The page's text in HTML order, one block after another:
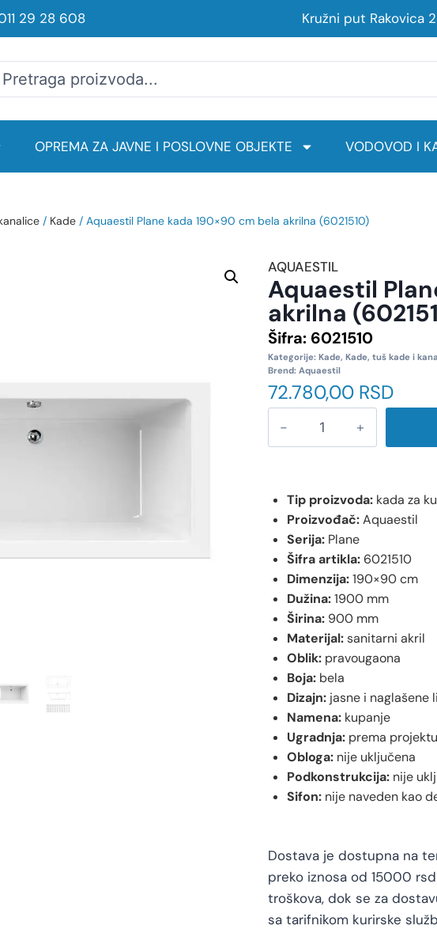
29 28 608 Kružni put Rakovica
OPREMA ZA JAVNE I POSLOVNE OBJEKTE VODOVOD I
/ Kade / Aquaestil Plane kada 190×90 cm bela akrilna (6021510)
AQUAESTIL
Aquaestil
akrilna
Šifra: 6021510
Kategorije: Kade, Kade, tuš kade i
Brend: Aquaestil
72.780,00 RSD
Tip proizvoda: kada za
Proizvođač:Aquaestil
Serija: Plane
Šifra artikla: 6021510
Dimenzija:190×90 cm
Dužina:1900 mm
Širina: 900 mm
Materijal:sanitarni akril
Oblik: pravougaona
Boja: bela
Dizajn: jasne i naglašene
Namena: kupanje
Ugradnja: prema
Obloga: nije uključena
Podkonstrukcija: nije
Sifon: nije naveden kao
Dostava je dostupna na
preko iznosa od 15000
troškova, dok se za
sa tarifnikom kurirske